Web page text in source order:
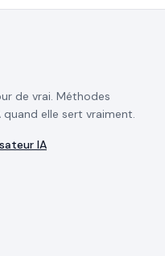
de vrai. Méthodes
elle sert vraiment.
IA